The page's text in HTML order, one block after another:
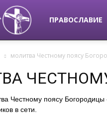
pokrova-
vl.ru
ПРАВОСЛАВИЕ
молитва Честному поясу
Честному поясу
в сети.